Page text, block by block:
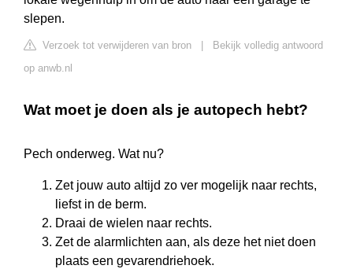
slepen.
Verzoek tot verwijderen van bron
Bekijk volledig antwoord
op anwb.nl
Wat moet je doen als je autopech hebt?
Pech onderweg. Wat nu?
Zet jouw auto altijd zo ver mogelijk naar rechts,
liefst in de berm.
Draai de wielen naar rechts.
Zet de alarmlichten aan, als deze het niet doen
plaats een gevarendriehoek.